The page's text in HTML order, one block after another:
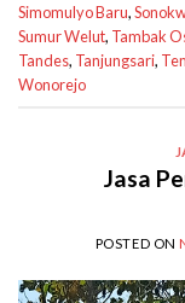
Simomulyo Baru,
Sumur Welut, Tambak
Tandes, Tanjungsari,
Wonorejo
Jasa
POSTED ON